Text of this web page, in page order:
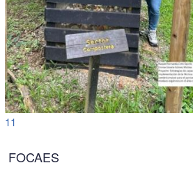
11
FOCAES